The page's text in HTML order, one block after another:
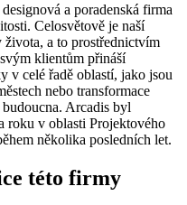
a poradenská firma
Celosvětově je naší
a to prostřednictvím
klientům přináší
v celé řadě oblastí, jako jsou
nebo transformace
Arcadis byl
roku v oblasti Projektového
několika posledních let.
této firmy